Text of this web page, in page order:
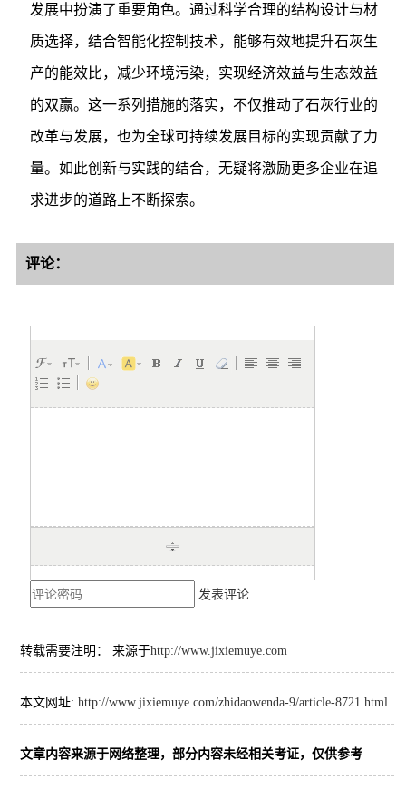
发展中扮演了重要角色。通过科学合理的结构设计与材
质选择，结合智能化控制技术，能够有效地提升石灰生
产的能效比，减少环境污染，实现经济效益与生态效益
的双赢。这一系列措施的落实，不仅推动了石灰行业的
改革与发展，也为全球可持续发展目标的实现贡献了力
量。如此创新与实践的结合，无疑将激励更多企业在追
求进步的道路上不断探索。
评论：
发表评论
转载需要注明： 来源于http://www.jixiemuye.com
本文网址: http://www.jixiemuye.com/zhidaowenda-9/article-8721.html
文章内容来源于网络整理，部分内容未经相关考证，仅供参考